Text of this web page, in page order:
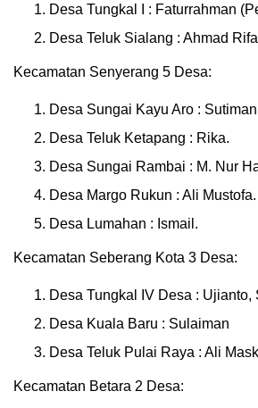
Desa Tungkal I : Faturrahman
Desa Teluk Sialang : Ahmad
Kecamatan Senyerang 5 Desa:
Desa Sungai Kayu Aro : Sutiman
Desa Teluk Ketapang : Rika.
Desa Sungai Rambai : M. Nur
Desa Margo Rukun : Ali Mustofa.
Desa Lumahan : Ismail.
Kecamatan Seberang Kota 3 Desa:
Desa Tungkal IV Desa : Ujianto,
Desa Kuala Baru : Sulaiman
Desa Teluk Pulai Raya : Ali
Kecamatan Betara 2 Desa: